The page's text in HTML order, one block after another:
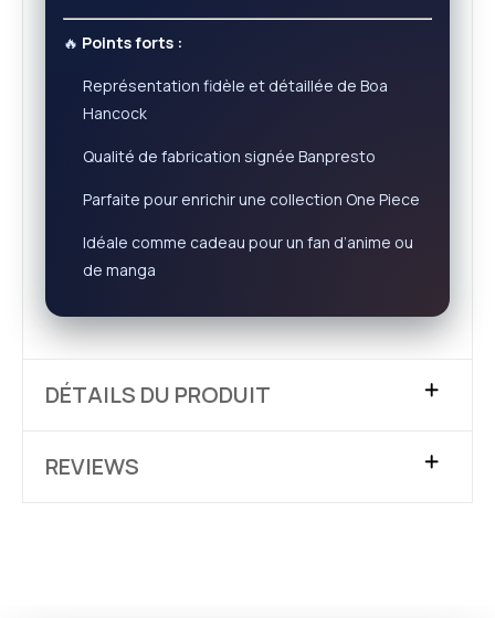
🔥 Points forts :
Représentation fidèle et détaillée de Boa
Hancock
Qualité de fabrication signée Banpresto
Parfaite pour enrichir une collection One Piece
Idéale comme cadeau pour un fan d’anime ou
de manga
DÉTAILS DU PRODUIT
REVIEWS